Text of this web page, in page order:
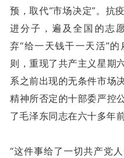
预，取代“市场决定”。抗
进分子，遍及全国的志
弃“给一天钱干一天活”
则，重现了共产主义星期
系之前出现的无条件市场
精神所否定的十部委严控
了毛泽东同志在六十多年
“这件事给了一切共产党